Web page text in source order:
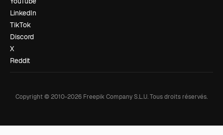
LinkedIn
TikTok
Discord
X
Reddit
Copyright © 2010-2026 Freepik Company S.L.U.Tous droits réservés.